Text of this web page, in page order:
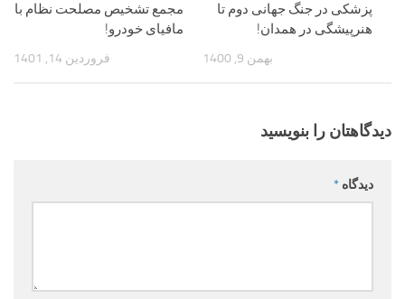
مجمع تشخیص مصلحت نظام با
مافیای خودرو!
فروردین 14, 1401
پزشکی در جنگ جهانی دوم تا
هنرپیشگی در همدان!
بهمن 9, 1400
دیدگاهتان را بنویسید
دیدگاه *